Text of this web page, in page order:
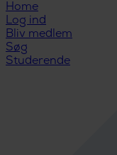
Home
Log ind
Bliv medlem
Søg
Studerende